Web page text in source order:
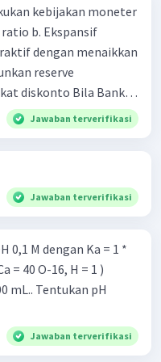
kebijakan moneter
b. Ekspansif
dengan menaikkan
reserve
Bila Bank
paribus maka .... a.
beredar (penawaran
bawah ke kanan atas
uang beredar
jumlah uang
menambah
pajak (Tx) b.
G,
Jawaban terverifikasi
Jawaban terverifikasi
mL.. Tentukan pH
Jawaban terverifikasi